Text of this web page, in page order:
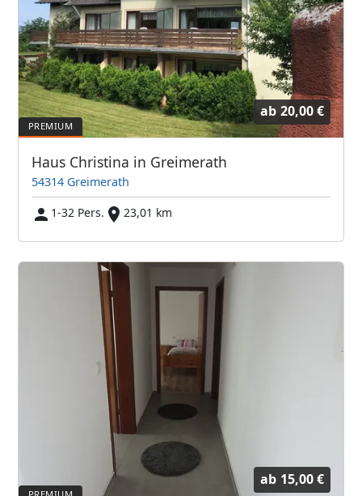
ab 20,00 €
Haus Christina in Greimerath
54314 Greimerath
1-32 Pers.
23,01 km
ab 15,00 €